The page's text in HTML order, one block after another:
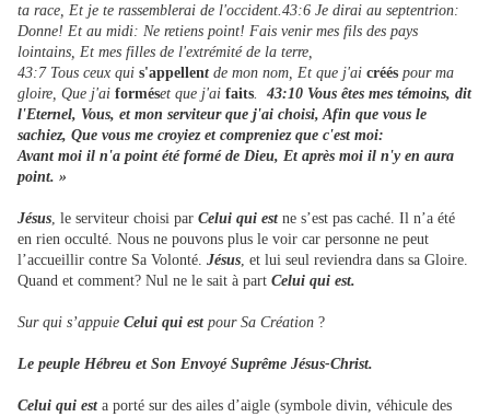
ta race, Et je te rassemblerai de l'occident.43:6 Je dirai au septentrion:
Donne! Et au midi: Ne retiens point! Fais venir mes fils des pays
lointains, Et mes filles de l'extrémité de la terre,
43:7 Tous ceux qui s'appellentde mon nom, Et que j'ai créés pour ma
gloire, Que j'ai forméset que j'ai faits.
43:10 Vous êtes mes témoins, dit
l'Eternel, Vous, et mon serviteur que j'ai choisi, Afin que vous le
sachiez, Que vous me croyiez et compreniez que c'est moi:
Avant moi il n'a point été formé de Dieu, Et après moi il n'y en aura
point. »
Jésus, le serviteur choisi par Celui qui estne s’est pas caché. Il n’a été
en rien occulté. Nous ne pouvons plus le voir car personne ne peut
l’accueillir contre Sa Volonté. Jésus, et lui seul reviendra dans sa Gloire.
Quand et comment? Nul ne le sait à part Celui qui est.
Sur qui s’appuie Celui qui est pour Sa Création ?
Le peuple Hébreu et Son Envoyé Suprême Jésus-Christ.
Celui qui esta porté sur des ailes d’aigle (symbole divin, véhicule des